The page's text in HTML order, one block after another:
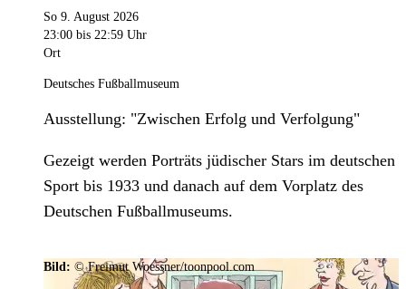
So 9. August 2026
23:00 bis 22:59 Uhr
Ort
Deutsches Fußballmuseum
Ausstellung: "Zwischen Erfolg und Verfolgung"
Gezeigt werden Porträts jüdischer Stars im deutschen
Sport bis 1933 und danach auf dem Vorplatz des
Deutschen Fußballmuseums.
Bild: © Freimut Woessner/toonpool.com